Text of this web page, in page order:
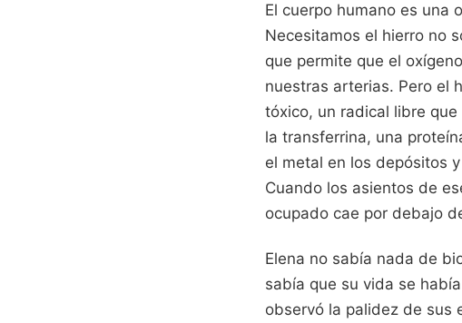
El cuerpo humano es una
Necesitamos el hierro no
que permite que el
nuestras arterias. Pero el
tóxico, un radical libre
la transferrina, una
el metal en los depósitos
Cuando los asientos de
ocupado cae por debajo
Elena no sabía nada de
sabía que su vida se
observó la palidez de sus